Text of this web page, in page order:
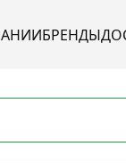
БРЕНДЫ